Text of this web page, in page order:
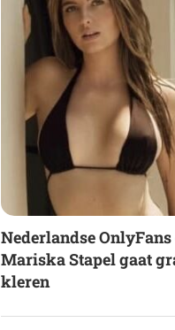
Nederlandse
Mariska Stapel gaat
kleren